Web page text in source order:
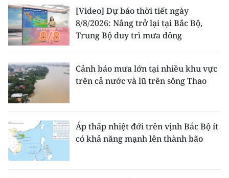
[Video] Dự báo thời tiết ngày
8/8/2026: Nắng trở lại tại Bắc Bộ,
Trung Bộ duy trì mưa dông
Cảnh báo mưa lớn tại nhiều khu vực
trên cả nước và lũ trên sông Thao
Áp thấp nhiệt đới trên vịnh Bắc Bộ ít
có khả năng mạnh lên thành bão